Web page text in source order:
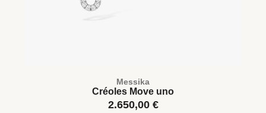
Messika
Créoles Move uno
2.650,00 €